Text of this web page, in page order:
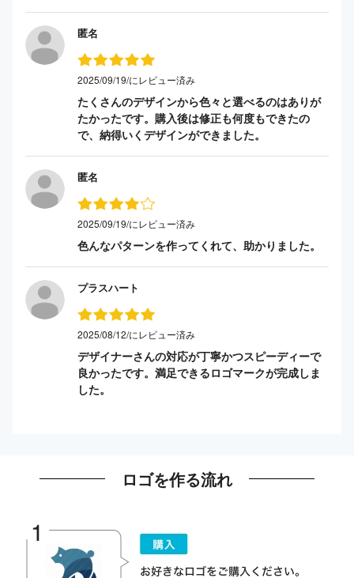
匿名
2025/09/19/にレビュー済み
たくさんのデザインから色々と選べるのはありが
たかったです。購入後は修正も何度もできたの
で、納得いくデザインができました。
匿名
2025/09/19/にレビュー済み
色んなパターンを作ってくれて、助かりました。
プラスハート
2025/08/12/にレビュー済み
デザイナーさんの対応が丁寧かつスピーディーで
良かったです。満足できるロゴマークが完成しま
した。
ロゴを作る流れ